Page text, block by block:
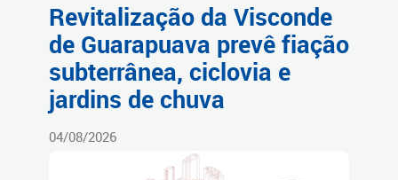
Revitalização da Visconde
de Guarapuava prevê fiação
subterrânea, ciclovia e
jardins de chuva
04/08/2026